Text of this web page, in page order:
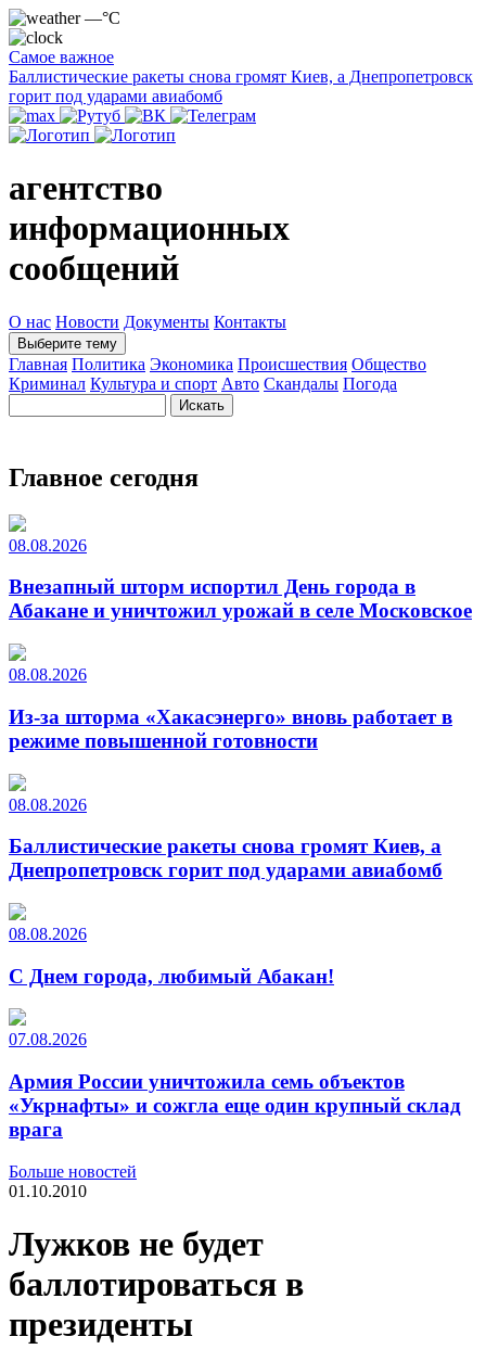
—°C
Самое важное
Баллистические ракеты снова громят Киев, а Днепропетровск
горит под ударами авиабомб
агентство
информационных
сообщений
О нас Новости Документы Контакты
Выберите тему
Главная Политика Экономика Происшествия Общество
Криминал Культура и спорт Авто Скандалы Погода
Главное сегодня
08.08.2026
Внезапный шторм испортил День города в
Абакане и уничтожил урожай в селе Московское
08.08.2026
Из-за шторма «Хакасэнерго» вновь работает в
режиме повышенной готовности
08.08.2026
Баллистические ракеты снова громят Киев, а
Днепропетровск горит под ударами авиабомб
08.08.2026
С Днем города, любимый Абакан!
07.08.2026
Армия России уничтожила семь объектов
«Укрнафты» и сожгла еще один крупный склад
врага
Больше новостей
01.10.2010
Лужков не будет
баллотироваться в
президенты